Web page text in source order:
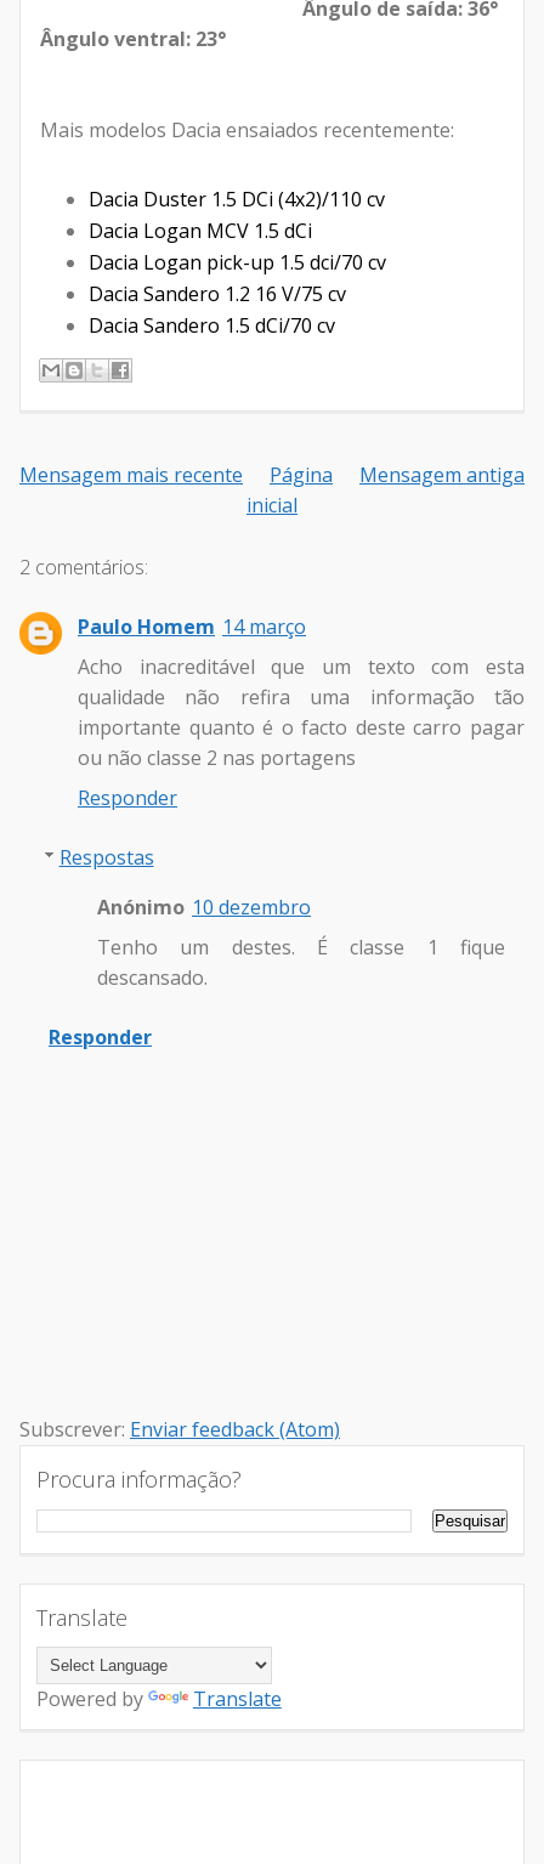
Ângulo de saída: 36°
Ângulo ventral: 23°
Mais modelos Dacia ensaiados recentemente:
Dacia Duster 1.5 DCi (4x2)/110 cv
Dacia Logan MCV 1.5 dCi
Dacia Logan pick-up 1.5 dci/70 cv
Dacia Sandero 1.2 16 V/75 cv
Dacia Sandero 1.5 dCi/70 cv
Mensagem mais recente Mensagem antiga
Página
inicial
2 comentários:
Paulo Homem 14 março
Acho inacreditável que um texto com esta
qualidade não refira uma informação tão
importante quanto é o facto deste carro pagar
ou não classe 2 nas portagens
Responder
Respostas
Anónimo 10 dezembro
Tenho um destes. É classe 1 fique
descansado.
Responder
Subscrever: Enviar feedback (Atom)
Procura informação?
Translate
Powered by Translate